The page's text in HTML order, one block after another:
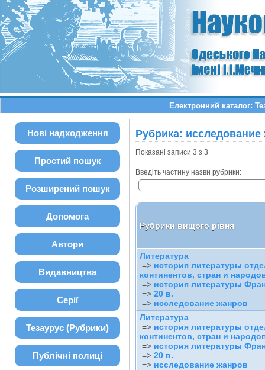
Електронний каталог:
Нові надходження
Простий пошук
Розширений пошук
Допомога
Автори
Видавництва
Серії
Тезаурус (Рубрики)
Публічні полиці
Рубрика:
Показані записи 3 з 3
Введіть частину назви рубрики:
Рубрики вищого рівня
Литература
=> история литературы
континентов, стран и
=> история литературы
=> 20 в.
=> исследование жанров
Литература
=> история литературы
континентов, стран и
=> история литературы
=> 20 в.
=> исследование жанров